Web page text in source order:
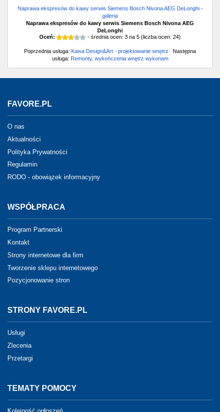
Naprawa ekspresów do kawy serwis Siemens Bosch Nivona AEG DeLonghi -
galeria
Naprawa ekspresów do kawy serwis Siemens Bosch Nivona AEG
DeLonghi
Oceń:
- średnia ocen: 3 na 5 (liczba ocen: 24)
Poprzednia usługa: Kawa Design&Art - projektowanie wnętrz Następna
usługa: Remonty, wykończenia wnętrz wykonam
FAVORE.PL
O nas
Aktualności
Polityka Prywatności
Regulamin
RODO - obowiązek informacyjny
WSPÓŁPRACA
Program Partnerski
Kontakt
Strony internetowe dla firm
Tworzenie sklepu internetowego
Pozycjonowanie stron
STRONY FAVORE.PL
Usługi
Zlecenia
Przetargi
TEMATY POMOCY